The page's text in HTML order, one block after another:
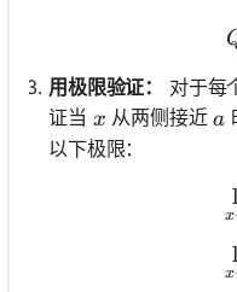
用极限验证： 对于每
证当 x
x 从两侧接近a
a
以下极限：
x
x